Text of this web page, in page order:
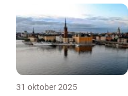
31 oktober 2025